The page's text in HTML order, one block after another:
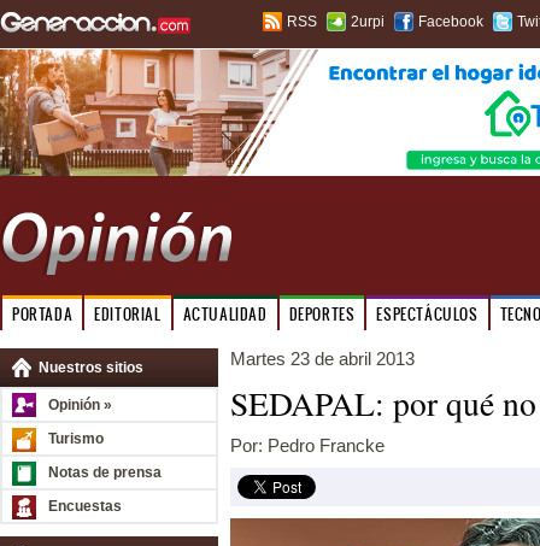
RSS 2urpi Facebook
PORTADA EDITORIAL ACTUALIDAD DEPORTES ESPECTÁCULOS
Nuestros sitios
Opinión »
Turismo
Notas de prensa
Encuestas
Martes 23 de abril 2013
SEDAPAL: por qué
Por: Pedro Francke